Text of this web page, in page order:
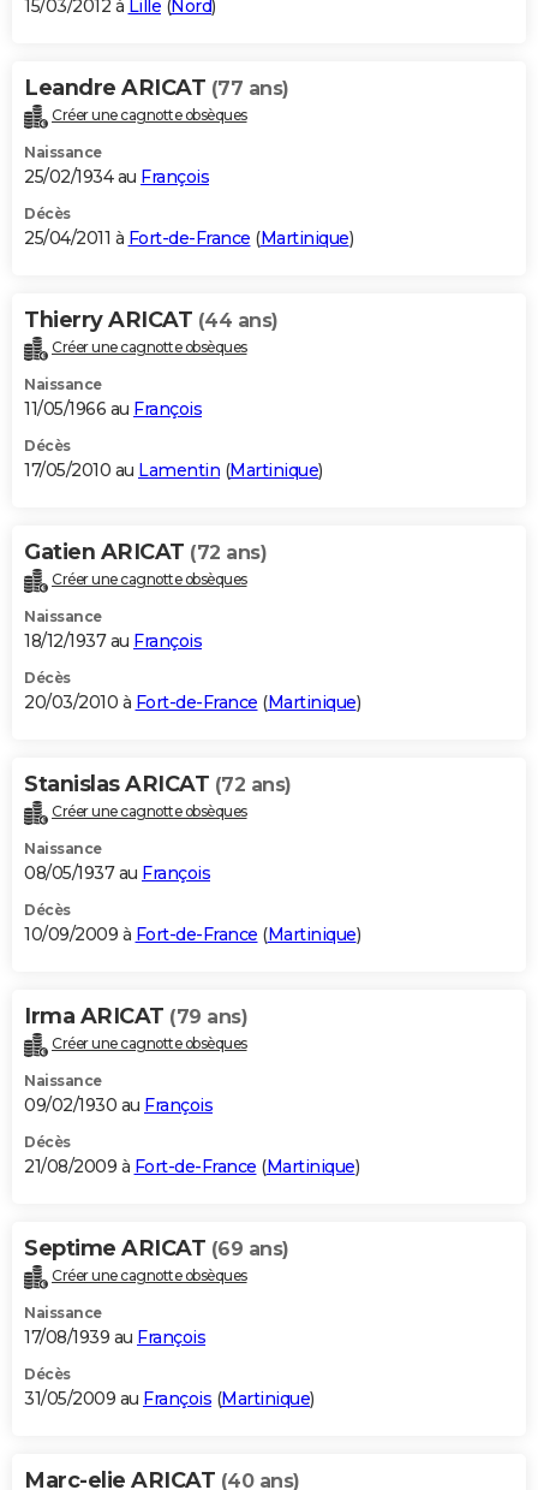
15/03/2012 à Lille (Nord)
Leandre ARICAT (77 ans)
Créer une cagnotte obsèques
Naissance
25/02/1934 au François
Décès
25/04/2011 à Fort-de-France (Martinique)
Thierry ARICAT (44 ans)
Créer une cagnotte obsèques
Naissance
11/05/1966 au François
Décès
17/05/2010 au Lamentin (Martinique)
Gatien ARICAT (72 ans)
Créer une cagnotte obsèques
Naissance
18/12/1937 au François
Décès
20/03/2010 à Fort-de-France (Martinique)
Stanislas ARICAT (72 ans)
Créer une cagnotte obsèques
Naissance
08/05/1937 au François
Décès
10/09/2009 à Fort-de-France (Martinique)
Irma ARICAT (79 ans)
Créer une cagnotte obsèques
Naissance
09/02/1930 au François
Décès
21/08/2009 à Fort-de-France (Martinique)
Septime ARICAT (69 ans)
Créer une cagnotte obsèques
Naissance
17/08/1939 au François
Décès
31/05/2009 au François (Martinique)
Marc-elie ARICAT (40 ans)